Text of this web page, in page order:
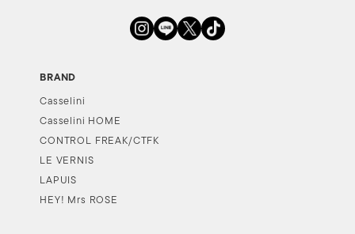
BRAND
Casselini
Casselini HOME
CONTROL FREAK/CTFK
LE VERNIS
LAPUIS
HEY! Mrs ROSE